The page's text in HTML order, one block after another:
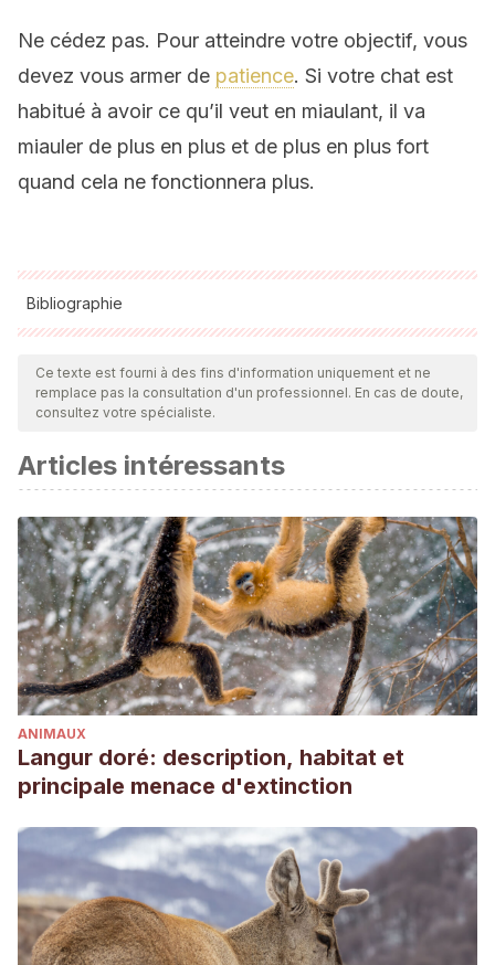
Ne cédez pas. Pour atteindre votre objectif, vous
devez vous armer de patience. Si votre chat est
habitué à avoir ce qu’il veut en miaulant, il va
miauler de plus en plus et de plus en plus fort
quand cela ne fonctionnera plus.
Bibliographie
Toutes les sources citées ont été examinées en profondeur
par notre équipe pour garantir leur qualité, leur fiabilité, leur
actualité et leur validité. La bibliographie de cet article a été
ou scientifique
Nicastro, N., & Owren, M. J. (2003). Classification of
domestic cat (Felis catus) vocalizations by naive and
experienced human listeners.Journal of Comparative
Psychology, 117(1), 44.
Ce texte est fourni à des fins d'information uniquement et ne
remplace pas la consultation d'un professionnel. En cas de doute,
consultez votre spécialiste.
Articles intéressants
ANIMAUX
Langur doré: description, habitat et
principale menace d'extinction